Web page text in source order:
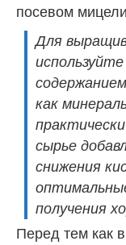
посевом
Для
как
сырье
снижения
получения
Перед тем как